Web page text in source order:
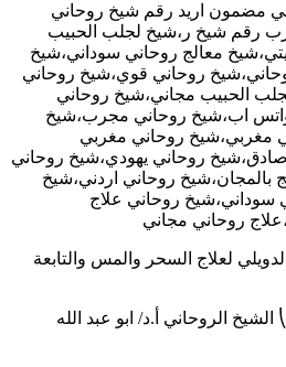
مضمون اريد رقم شيخ روحاني
رقم شيخ ر،شيخ لجلب الحبيب
معالج روحاني سوداني،شيخ
روحاني قوي،شيخ روحاني
الحبيب مجاني،شيخ روحاني
اب،شيخ روحاني مجرب،شيخ
مغربي،شيخ روحاني مغربي
روحاني يهودي،شيخ روحاني
بالمجان،شيخ روحاني اردني،شيخ
سوداني،شيخ روحاني علاج
روحاني مجاني
لعلاج السحر والمس والتابعة
الروحاني أ.د/ ابو عبد الله